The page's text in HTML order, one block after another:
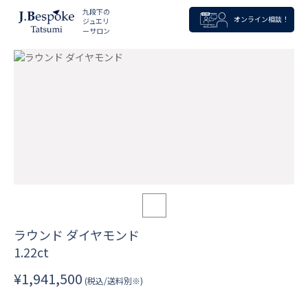
九段下の
ジュエリ
ーサロン
オンライン相談！
ラウンド ダイヤモンド
1.22ct
¥1,941,500 (税込/送料別※)